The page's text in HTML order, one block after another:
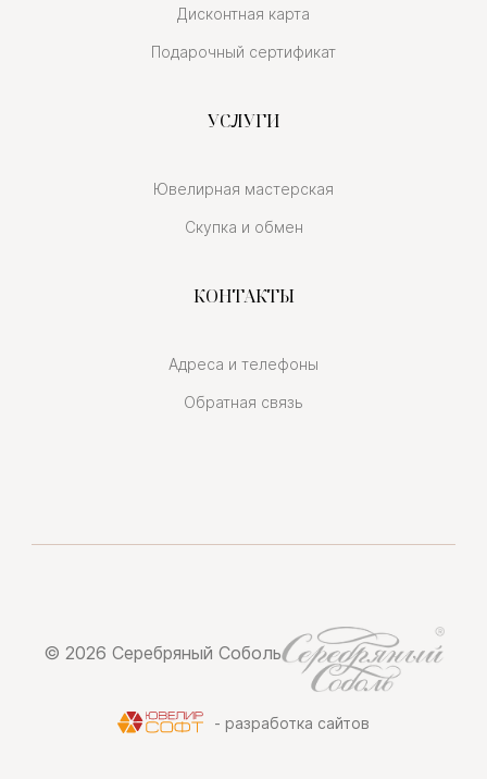
Дисконтная карта
Подарочный сертификат
УСЛУГИ
Ювелирная мастерская
Скупка и обмен
КОНТАКТЫ
Адреса и телефоны
Обратная связь
© 2026 Серебряный Соболь
- разработка сайтов